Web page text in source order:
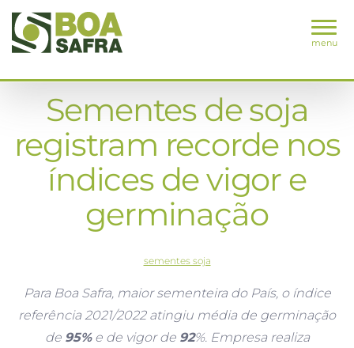
menu
Sementes de soja
registram recorde nos
índices de vigor e
germinação
sementes soja
Para Boa Safra, maior sementeira do País, o índice
referência 2021/2022 atingiu média de germinação
de 95%e de vigor de 92%. Empresa realiza